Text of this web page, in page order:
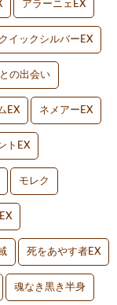
アラーニェEX
クイックシルバーEX
の出会い
EX ネメアーEX
トEX
モレク
死をあやす者EX
魂なき黒き半身